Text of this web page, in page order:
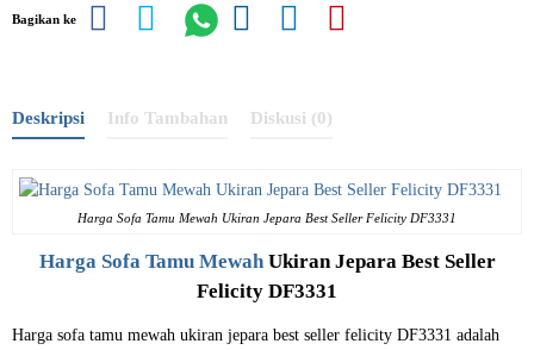
Bagikan ke
Deskripsi Info Tambahan Diskusi (0)
Harga Sofa Tamu Mewah Ukiran Jepara Best Seller Felicity DF3331
Harga Sofa Tamu MewahUkiran Jepara Best Seller
Felicity DF3331
Harga sofa tamu mewah ukiran jepara best seller felicity DF3331 adalah